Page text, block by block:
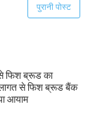
पुरानी पोस्ट
से फिश ब्रूड का
लागत से फिश ब्रूड बैंक
आयाम